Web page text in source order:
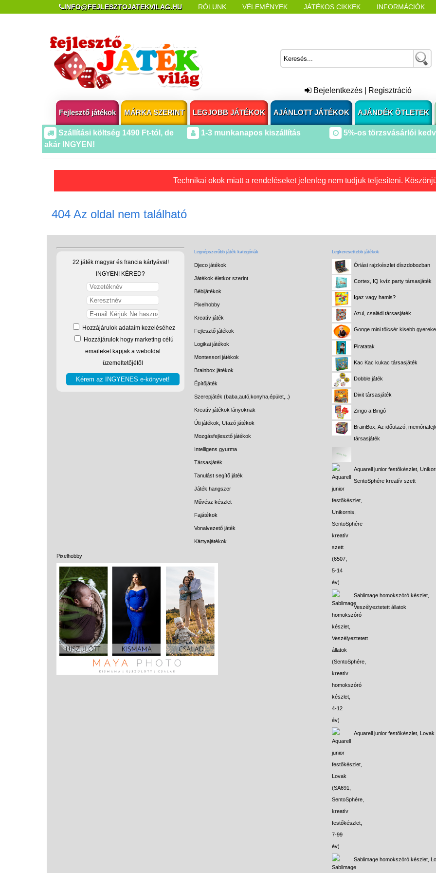
INFO@FEJLESZTOJATEKVILAG.HU RÓLUNK VÉLEMÉNYEK JÁTÉKOS CIKKEK INFORMÁCIÓK
Bejelentkezés Regisztráció
Fejlesztő játékok MÁRKA SZERINT LEGJOBB JÁTÉKOK AJÁNLOTT JÁTÉKOK AJÁNDÉK ÖTLETEK
Szállítási költség 1490 Ft-tól, de
akár INGYEN!
1-3 munkanapos kiszállítás 5%-os törzsvásárlói
Technikai okok miatt a rendeléseket jelenleg nem tudjuk teljesíteni.
404 Az oldal nem található
22 játék magyar és francia kártyával!
INGYEN! KÉRED?
Hozzájárulok adataim kezeléséhez
Hozzájárulok hogy marketing célú
emaileket kapjak a weboldal
üzemeltetőjétől
Pixelhobby
Legnépszerűbb játék kategóriák
Djeco játékok
Játékok életkor szerint
Bébijátékok
Pixelhobby
Kreatív játék
Fejlesztő játékok
Logikai játékok
Montessori játékok
Brainbox játékok
Építőjáték
Szerepjáték (baba,autó,konyha,épület,..)
Kreatív játékok lányoknak
Úti játékok, Utazó játékok
Mozgásfejlesztő játékok
Intelligens gyurma
Társasjáték
Tanulást segítő játék
Játék hangszer
Művész készlet
Fajátékok
Vonalvezető játék
Kártyajátékok
Legkeresettebb játékok
Óriási rajzkészlet díszdobozban
Cortex, IQ kvíz party társasjáték
Igaz vagy hamis?
Azul, családi társasjáték
Gonge mini tölcsér kisebb
Piratatak
Kac Kac kukac társasjáték
Dobble játék
Dixit társasjáték
Zingo a Bingó
BrainBox, Az időutazó,
társasjáték
Aquarell junior festőkészlet,
SentoSphére kreatív szett
Sablimage homokszóró készlet,
Veszélyeztetett állatok
Aquarell junior festőkészlet, Lovak
Sablimage homokszóró készlet,